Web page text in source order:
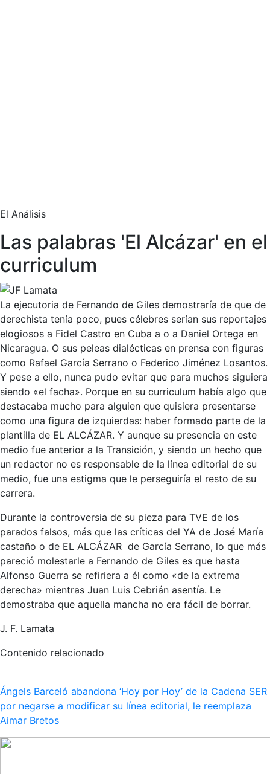
El Análisis
Las palabras 'El Alcázar' en el
curriculum
La ejecutoria de Fernando de Giles demostraría de que de
derechista tenía poco, pues célebres serían sus reportajes
elogiosos a Fidel Castro en Cuba a o a Daniel Ortega en
Nicaragua. O sus peleas dialécticas en prensa con figuras
como Rafael García Serrano o Federico Jiménez Losantos.
Y pese a ello, nunca pudo evitar que para muchos siguiera
siendo «el facha». Porque en su curriculum había algo que
destacaba mucho para alguien que quisiera presentarse
como una figura de izquierdas: haber formado parte de la
plantilla de EL ALCÁZAR. Y aunque su presencia en este
medio fue anterior a la Transición, y siendo un hecho que
un redactor no es responsable de la línea editorial de su
medio, fue una estigma que le perseguiría el resto de su
carrera.
Durante la controversia de su pieza para TVE de los
parados falsos, más que las críticas del YA de José María
castaño o de EL ALCÁZAR de García Serrano, lo que más
pareció molestarle a Fernando de Giles es que hasta
Alfonso Guerra se refiriera a él como «de la extrema
derecha» mientras Juan Luis Cebrián asentía. Le
demostraba que aquella mancha no era fácil de borrar.
J. F. Lamata
Contenido relacionado
Ángels Barceló abandona ‘Hoy por Hoy’ de la Cadena SER
por negarse a modificar su línea editorial, le reemplaza
Aimar Bretos